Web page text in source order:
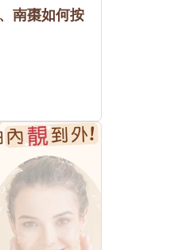
南棗如何按